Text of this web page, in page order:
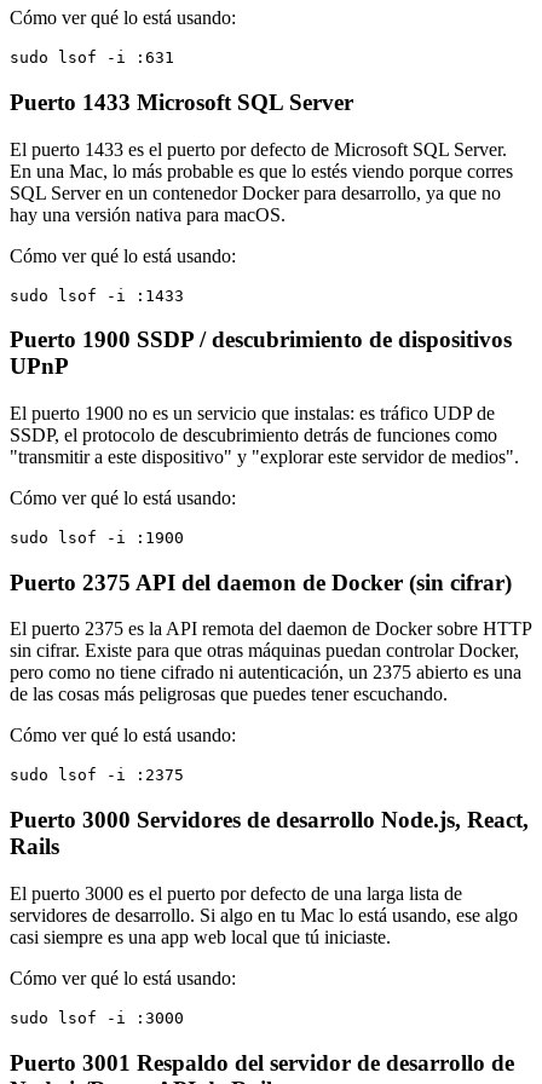
Cómo ver qué lo está usando:
sudo lsof -i :631
Puerto 1433 Microsoft SQL Server
El puerto 1433 es el puerto por defecto de Microsoft SQL Server.
En una Mac, lo más probable es que lo estés viendo porque corres
SQL Server en un contenedor Docker para desarrollo, ya que no
hay una versión nativa para macOS.
Cómo ver qué lo está usando:
sudo lsof -i :1433
Puerto 1900 SSDP / descubrimiento de dispositivos
UPnP
El puerto 1900 no es un servicio que instalas: es tráfico UDP de
SSDP, el protocolo de descubrimiento detrás de funciones como
"transmitir a este dispositivo" y "explorar este servidor de medios".
Cómo ver qué lo está usando:
sudo lsof -i :1900
Puerto 2375 API del daemon de Docker (sin cifrar)
El puerto 2375 es la API remota del daemon de Docker sobre HTTP
sin cifrar. Existe para que otras máquinas puedan controlar Docker,
pero como no tiene cifrado ni autenticación, un 2375 abierto es una
de las cosas más peligrosas que puedes tener escuchando.
Cómo ver qué lo está usando:
sudo lsof -i :2375
Puerto 3000 Servidores de desarrollo Node.js, React,
Rails
El puerto 3000 es el puerto por defecto de una larga lista de
servidores de desarrollo. Si algo en tu Mac lo está usando, ese algo
casi siempre es una app web local que tú iniciaste.
Cómo ver qué lo está usando:
sudo lsof -i :3000
Puerto 3001 Respaldo del servidor de desarrollo de